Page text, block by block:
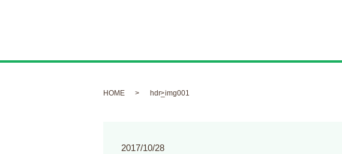
HOME hdr_img001
2017/10/28